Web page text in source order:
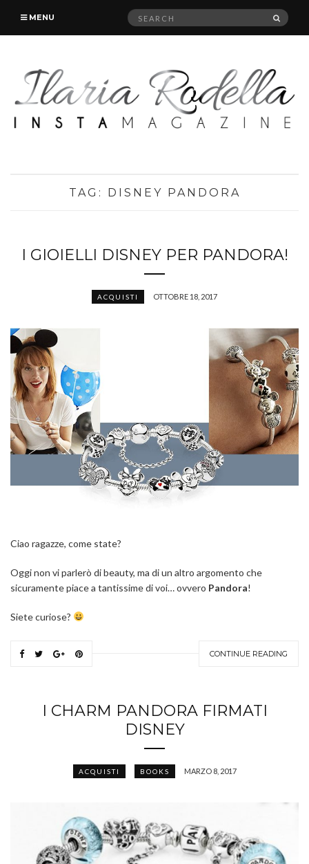
MENU
Search
TAG: DISNEY PANDORA
I GIOIELLI DISNEY PER PANDORA!
ACQUISTI OTTOBRE 18, 2017
Ciao ragazze, come state?
Oggi non vi parlerò di beauty, ma di un altro argomento che
sicuramente piace a tantissime di voi… ovvero Pandora!
Siete curiose?
CONTINUE READING
I CHARM PANDORA FIRMATI
DISNEY
ACQUISTI BOOKS MARZO 8, 2017